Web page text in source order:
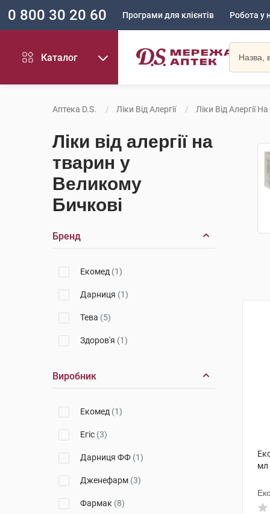
0 800 30 20 60 Програми для клієнтів Робота у
Каталог
Аптека D.S. Ліки Від Алергії Ліки Від Алергії
Ліки від алергії на
тварин у
Великому
Бичкові
Бренд
Екомед (1)
Дарниця (1)
Тева (5)
Здоров'я (1)
Виробник
Екомед (1)
Егіс (3)
Дарниця ФФ (1)
Дженефарм (3)
Фармак (8)
мл